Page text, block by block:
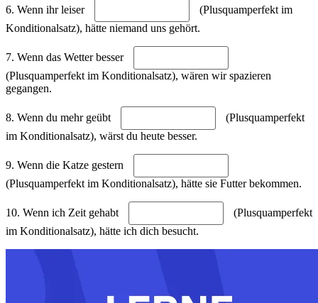
6. Wenn ihr leiser
(Plusquamperfekt im
Konditionalsatz), hätte niemand uns gehört.
7. Wenn das Wetter besser
(Plusquamperfekt im Konditionalsatz), wären wir spazieren
gegangen.
8. Wenn du mehr geübt
(Plusquamperfekt
im Konditionalsatz), wärst du heute besser.
9. Wenn die Katze gestern
(Plusquamperfekt im Konditionalsatz), hätte sie Futter bekommen.
10. Wenn ich Zeit gehabt
(Plusquamperfekt
im Konditionalsatz), hätte ich dich besucht.